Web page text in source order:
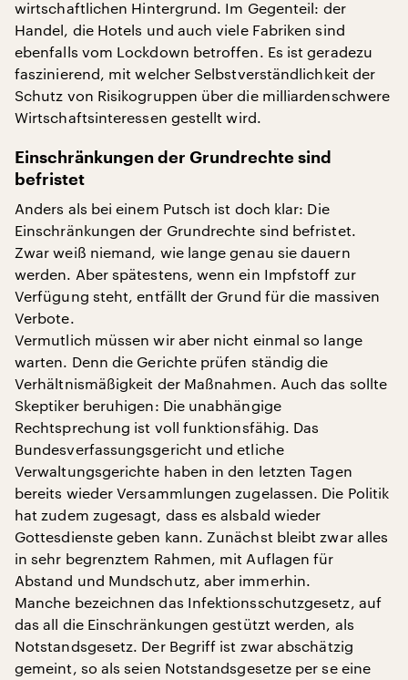
wirtschaftlichen Hintergrund. Im Gegenteil: der
Handel, die Hotels und auch viele Fabriken sind
ebenfalls vom Lockdown betroffen. Es ist geradezu
faszinierend, mit welcher Selbstverständlichkeit der
Schutz von Risikogruppen über die milliardenschwere
Wirtschaftsinteressen gestellt wird.
Einschränkungen der Grundrechte sind
befristet
Anders als bei einem Putsch ist doch klar: Die
Einschränkungen der Grundrechte sind befristet.
Zwar weiß niemand, wie lange genau sie dauern
werden. Aber spätestens, wenn ein Impfstoff zur
Verfügung steht, entfällt der Grund für die massiven
Verbote.
Vermutlich müssen wir aber nicht einmal so lange
warten. Denn die Gerichte prüfen ständig die
Verhältnismäßigkeit der Maßnahmen. Auch das sollte
Skeptiker beruhigen: Die unabhängige
Rechtsprechung ist voll funktionsfähig. Das
Bundesverfassungsgericht und etliche
Verwaltungsgerichte haben in den letzten Tagen
bereits wieder Versammlungen zugelassen. Die Politik
hat zudem zugesagt, dass es alsbald wieder
Gottesdienste geben kann. Zunächst bleibt zwar alles
in sehr begrenztem Rahmen, mit Auflagen für
Abstand und Mundschutz, aber immerhin.
Manche bezeichnen das Infektionsschutzgesetz, auf
das all die Einschränkungen gestützt werden, als
Notstandsgesetz. Der Begriff ist zwar abschätzig
gemeint, so als seien Notstandsgesetze per se eine